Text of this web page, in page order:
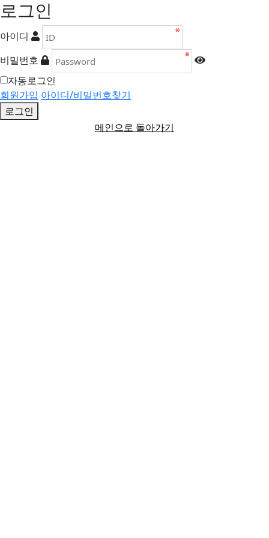
로그인
아이디
비밀번호
자동로그인
회원가입 아이디/비밀번호찾기
로그인
메인으로 돌아가기